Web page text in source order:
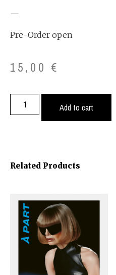
—
Pre-Order open
15,00 €
Add to cart
Related Products